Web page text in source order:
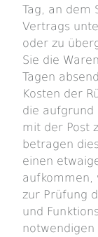
Tag, an dem
Vertrags
oder zu
Sie die
Tagen
Kosten der
die aufgrund
mit der Post
betragen
einen
aufkommen,
zur Prüfung
und